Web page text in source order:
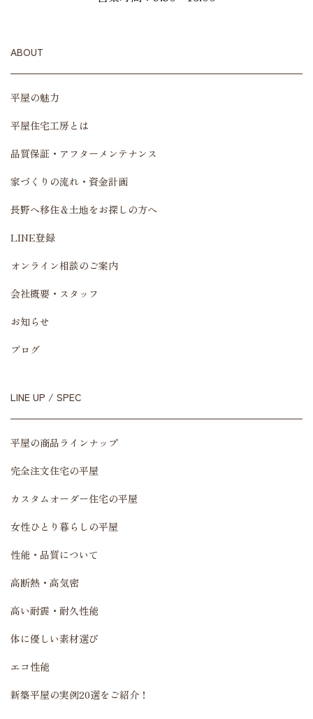
ABOUT
平屋の魅力
平屋住宅工房とは
品質保証・アフターメンテナンス
家づくりの流れ・資金計画
長野へ移住＆土地をお探しの方へ
LINE登録
オンライン相談のご案内
会社概要・スタッフ
お知らせ
ブログ
LINE UP / SPEC
平屋の商品ラインナップ
完全注文住宅の平屋
カスタムオーダー住宅の平屋
女性ひとり暮らしの平屋
性能・品質について
高断熱・高気密
高い耐震・耐久性能
体に優しい素材選び
エコ性能
新築平屋の実例20選をご紹介！